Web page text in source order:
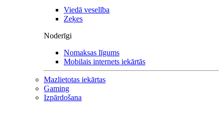
Viedā veselība
Zeķes
Noderīgi
Nomaksas līgums
Mobilais internets iekārtās
Mazlietotas iekārtas
Gaming
Izpārdošana